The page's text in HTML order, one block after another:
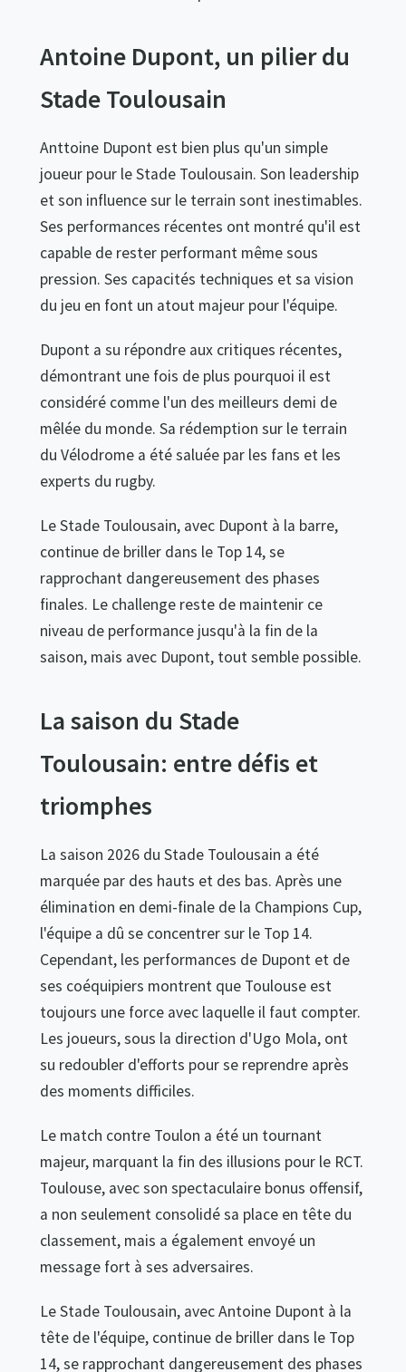
Antoine Dupont, un pilier du
Stade Toulousain
Anttoine Dupont est bien plus qu'un simple
joueur pour le Stade Toulousain. Son leadership
et son influence sur le terrain sont inestimables.
Ses performances récentes ont montré qu'il est
capable de rester performant même sous
pression. Ses capacités techniques et sa vision
du jeu en font un atout majeur pour l'équipe.
Dupont a su répondre aux critiques récentes,
démontrant une fois de plus pourquoi il est
considéré comme l'un des meilleurs demi de
mêlée du monde. Sa rédemption sur le terrain
du Vélodrome a été saluée par les fans et les
experts du rugby.
Le Stade Toulousain, avec Dupont à la barre,
continue de briller dans le Top 14, se
rapprochant dangereusement des phases
finales. Le challenge reste de maintenir ce
niveau de performance jusqu'à la fin de la
saison, mais avec Dupont, tout semble possible.
La saison du Stade
Toulousain: entre défis et
triomphes
La saison 2026 du Stade Toulousain a été
marquée par des hauts et des bas. Après une
élimination en demi-finale de la Champions Cup,
l'équipe a dû se concentrer sur le Top 14.
Cependant, les performances de Dupont et de
ses coéquipiers montrent que Toulouse est
toujours une force avec laquelle il faut compter.
Les joueurs, sous la direction d'Ugo Mola, ont
su redoubler d'efforts pour se reprendre après
des moments difficiles.
Le match contre Toulon a été un tournant
majeur, marquant la fin des illusions pour le RCT.
Toulouse, avec son spectaculaire bonus offensif,
a non seulement consolidé sa place en tête du
classement, mais a également envoyé un
message fort à ses adversaires.
Le Stade Toulousain, avec Antoine Dupont à la
tête de l'équipe, continue de briller dans le Top
14, se rapprochant dangereusement des phases